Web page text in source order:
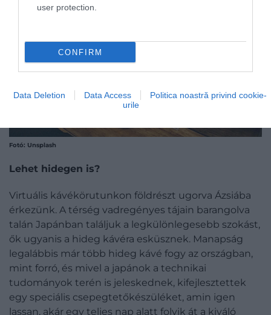
user protection.
CONFIRM
Data Deletion Data Access
Politica noastră privind cookie-
urile
Fotó: Unsplash
Lehet hidegen is?
Virtuális kávékörutunkon földrészt ugorva Ázsiába
érkezünk. A térség vadregényes tájain barangolva
talán Japánban találjuk a legkülönlegesebb szokást,
ők ugyanis a hideg kávéra esküsznek. Manapság
legalábbis már több hideg kávé fogy az országban,
mint forró, és mivel a japánok a technikai
tudományok terén is jeleskednek, kifejlesztettek
egy speciális csepegtetőkészüléket, amin igen
lassan, akár egy teljes nap alatt folyik át a kiváló